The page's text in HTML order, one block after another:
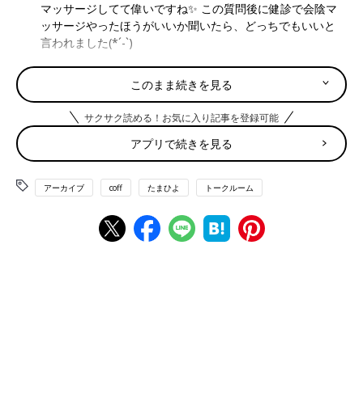
マッサージしてて偉いですね✨ この質問後に健診で会陰マ
ッサージやったほうがいいか聞いたら、どっちでもいいと
言われました(*´-`)
♥0
ま*****さん
乳頭だけマッサージしてます！ 会陰は病院で推奨していな
なるべくあぐらをかいたりして会陰が伸びるようにしてます
😣伸びるといいなぁ
このまま続きを見る
サクサク読める！お気に入り記事を登録可能
アプリで続きを見る
アーカイブ coff たまひよ トークルーム